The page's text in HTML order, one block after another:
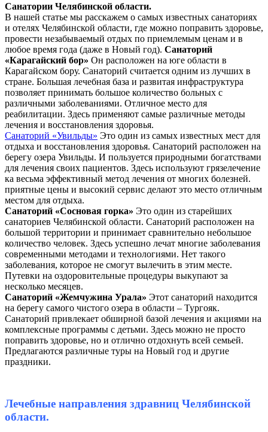
Санатории Челябинской области.
В нашей статье мы расскажем о самых известных санаториях
и отелях Челябинской области, где можно поправить здоровье,
провести незабываемый отдых по приемлемым ценам и в
любое время года (даже в Новый год). Санаторий
«Карагайский бор» Он расположен на юге области в
Карагайском бору. Санаторий считается одним из лучших в
стране. Большая лечебная база и развитая инфраструктура
позволяет принимать большое количество больных с
различными заболеваниями. Отличное место для
реабилитации. Здесь применяют самые различные методы
лечения и восстановления здоровья.
Санаторий «Увильды» Это один из самых известных мест для
отдыха и восстановления здоровья. Санаторий расположен на
берегу озера Увильды. И пользуется природными богатствами
для лечения своих пациентов. Здесь используют грязелечение
ка весьма эффективный метод лечения от многих болезней.
приятные цены и высокий сервис делают это место отличным
местом для отдыха.
Санаторий «Сосновая горка» Это один из старейших
санаториев Челябинской области. Санаторий расположен на
большой территории и принимает сравнительно небольшое
количество человек. Здесь успешно лечат многие заболевания
современными методами и технологиями. Нет такого
заболевания, которое не смогут вылечить в этим месте.
Путевки на оздоровительные процедуры выкупают за
несколько месяцев.
Санаторий «Жемчужина Урала» Этот санаторий находится
на берегу самого чистого озера в области – Тургояк.
Санаторий привлекает обширной базой лечения и акциями на
комплексные программы с детьми. Здесь можно не просто
поправить здоровье, но и отлично отдохнуть всей семьей.
Предлагаются различные туры на Новый год и другие
праздники.
Лечебные направления здравниц Челябинской
области.